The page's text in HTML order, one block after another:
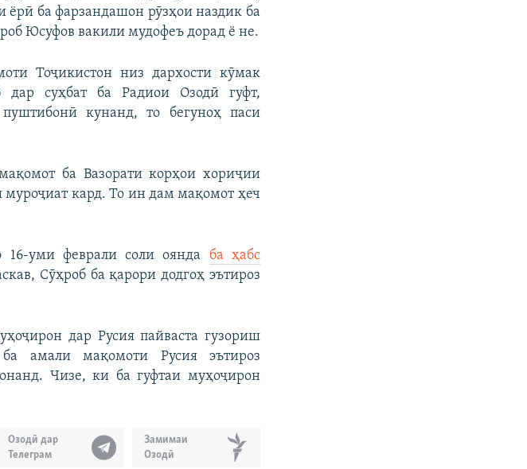
360p 480p
1080p
480p
1080p
ба фарзандашон рӯзҳои наздик ба
Юсуфов вакили мудофеъ дорад ё не.
Тоҷикистон низ дархости кӯмак
суҳбат ба Радиои Озодӣ гуфт,
кунанд, то бегуноҳ паси
ба Вазорати корҳои хориҷии
муроҷиат кард. То ин дам мақомот ҳеч
16-уми феврали соли оянда ба ҳабс
Сӯҳроб ба қарори додгоҳ эътироз
дар Русия пайваста гузориш
амали мақомоти Русия эътироз
Чизе, ки ба гуфтаи муҳоҷирон
Замимаи
Озодӣ
Озодӣ дар
Телеграм